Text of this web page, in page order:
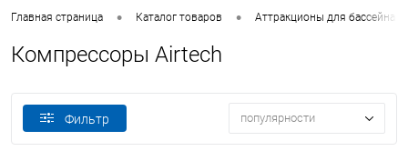
Главная страница • Каталог товаров • Аттракционы для бассейна
Компрессоры Airtech
Фильтр популярности